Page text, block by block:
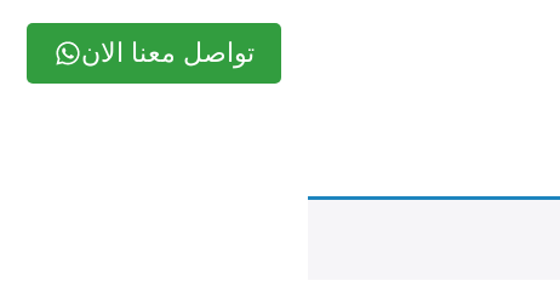
تواصل معنا الان